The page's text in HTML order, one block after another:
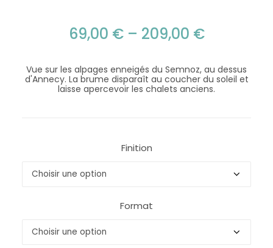
69,00 €– 209,00 €
Vue sur les alpages enneigés du Semnoz, au dessus
d'Annecy. La brume disparaît au coucher du soleil et
laisse apercevoir les chalets anciens.
Finition
Format